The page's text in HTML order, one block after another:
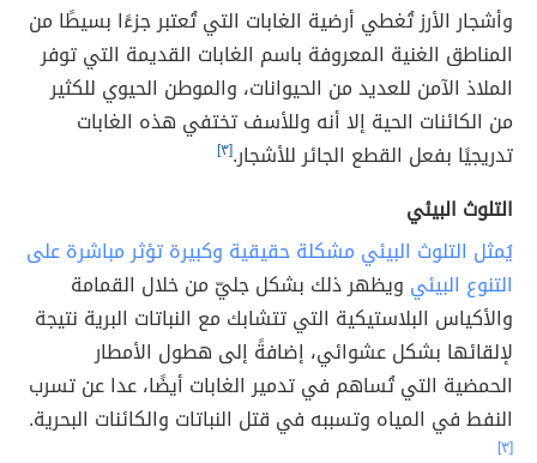
وأشجار الأرز تُغطي أرضية الغابات التي تُعتبر جزءًا بسيطًا من
المناطق الغنية المعروفة باسم الغابات القديمة التي توفر
الملاذ الآمن للعديد من الحيوانات، والموطن الحيوي للكثير
من الكائنات الحية إلا أنه وللأسف تختفي هذه الغابات
تدريجيًا بفعل القطع الجائر للأشجار.[٣]
التلوث البيئي
يُمثل التلوث البيئي مشكلة حقيقية وكبيرة تؤثر مباشرة على
التنوع البيئي ويظهر ذلك بشكل جليّ من خلال القمامة
والأكياس البلاستيكية التي تتشابك مع النباتات البرية نتيجة
لإلقائها بشكل عشوائي، إضافةً إلى هطول الأمطار
الحمضية التي تُساهم في تدمير الغابات أيضًا، عدا عن تسرب
النفط في المياه وتسببه في قتل النباتات والكائنات البحرية.
[٣]